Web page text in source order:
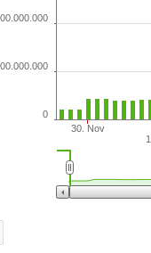
30. Nov
0